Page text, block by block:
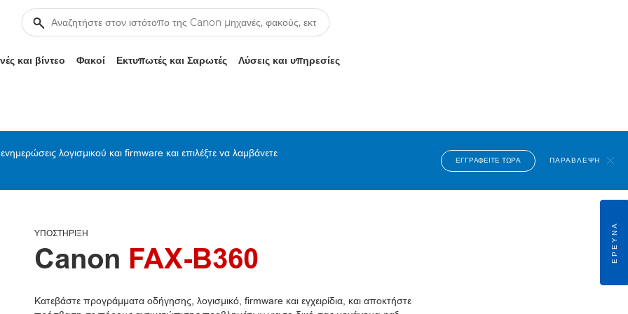
και βίντεο Φακοί Εκτυπωτές και Σαρωτές Λύσεις και υπηρεσίες
λογισμικού και firmware και επιλέξτε να λαμβάνετε
ΕΓΓΡΑΦΕΊΤΕ ΤΏΡΑ ΠΑΡΆΒΛΕΨΗ
ΥΠΟΣΤΉΡΙΞΗ
Canon FAX-B360
Κατεβάστε προγράμματα οδήγησης, λογισμικό, firmware και εγχειρίδια, και αποκτήστε
ΈΡΕΥΝΑ